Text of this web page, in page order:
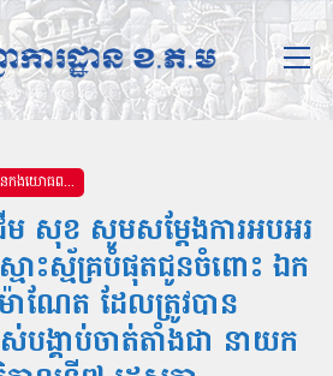
អគ្គបញ្ជាការដ្ឋាននៃកងយោធពលខេមរភូមិន្ទ
សុខ សូមសម្តែងការអបអរ
ោះស្ម័គ្របំផុតជូនចំពោះ ឯក
ណែត ដែលត្រូវបាន
ស់បង្គាប់ចាត់តាំងជា នាយក